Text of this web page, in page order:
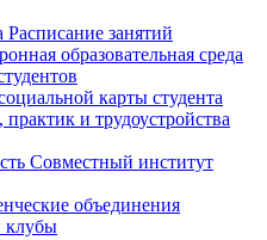
Расписание занятий
образовательная среда
карты студента
и трудоустройства
Совместный институт
объединения
клубы